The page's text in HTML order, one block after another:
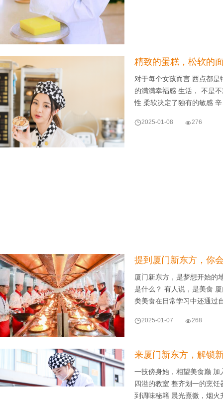
精致的蛋糕，松软的
对于每个女孩而言 西点都
的满满幸福感 生活， 不是
性 柔软决定了独有的敏感
2025-01-08 276
提到厦门新东方，你
厦门新东方，是梦想开始的
是什么？ 有人说，是美食
类美食在日常学习中还通
2025-01-07 268
来厦门新东方，解锁
一技傍身始，相望美食巅
四溢的教室 整齐划一的烹
到调味秘籍 晨光熹微，烟